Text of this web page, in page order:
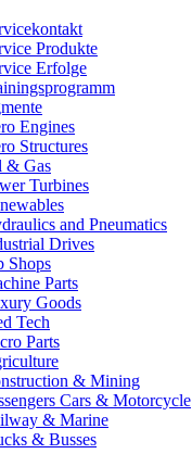
Produkte
Erfolge
Engines
Structures
& Gas
Turbines
and Pneumatics
Drives
Shops
Parts
Goods
Tech
Parts
& Mining
Cars & Motorcycle
& Marine
& Busses